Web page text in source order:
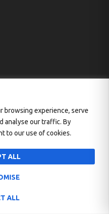
browsing experience, serve
analyse our traffic. By
to our use of cookies.
ALL
ALL